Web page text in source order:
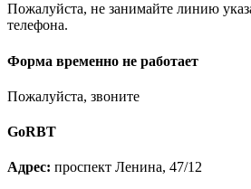
Ликино-Дулёво
Лобня
Луховицы
Люберцы
Малаховка
Можайск
Москва и МО
Наро-Фоминск
Пожалуйста, не занимайте линию
телефона.
Форма временно не работает
Пожалуйста, звоните
GoRBT
Адрес: проспект Ленина, 47/12